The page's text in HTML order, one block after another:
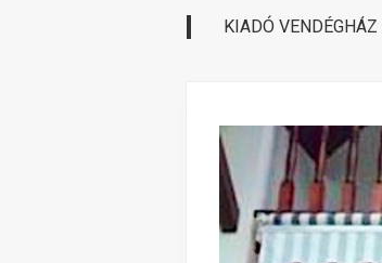
KIADÓ VENDÉGHÁZ